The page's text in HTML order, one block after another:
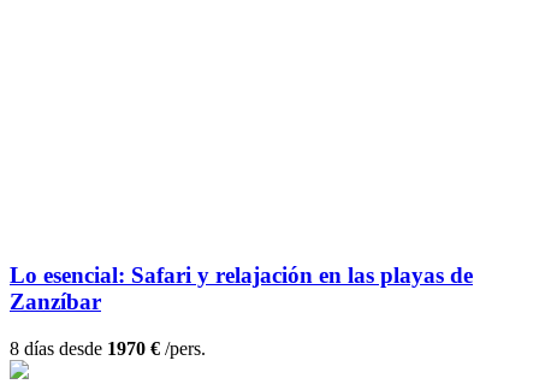
Lo esencial: Safari y relajación en las playas de
Zanzíbar
8 días desde 1970 € /pers.